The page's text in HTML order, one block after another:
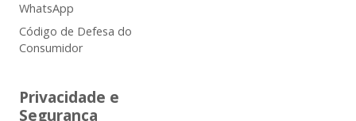
WhatsApp
Código de Defesa do
Consumidor
Privacidade e
Segurança